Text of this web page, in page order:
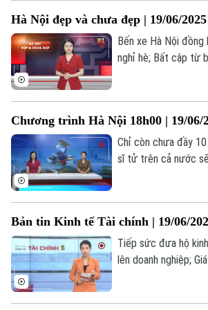
Sao
Điện ảnh
Thời trang
Hà Nội đẹp và chưa đẹp | 19/06/2025
Bến xe Hà Nội đồng
nghỉ hè; Bất cập từ
hôm nay.
Chương trình Hà Nội 18h00 | 19/06/
Chỉ còn chưa đầy
sĩ tử trên cả nước
Bản tin Kinh tế Tài chính | 19/06/
Tiếp sức đưa hộ
lên doanh nghiệp;